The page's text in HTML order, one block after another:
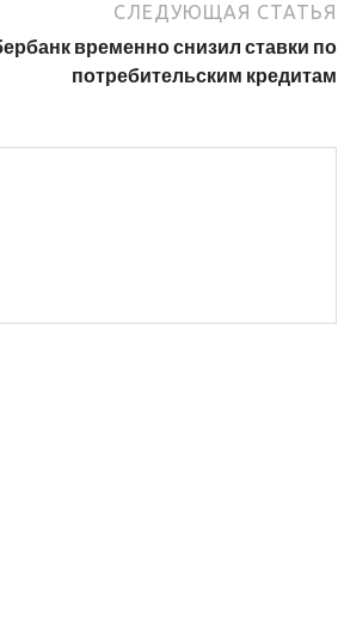
СЛЕДУЮЩАЯ СТАТЬЯ
временно снизил ставки по
потребительским кредитам